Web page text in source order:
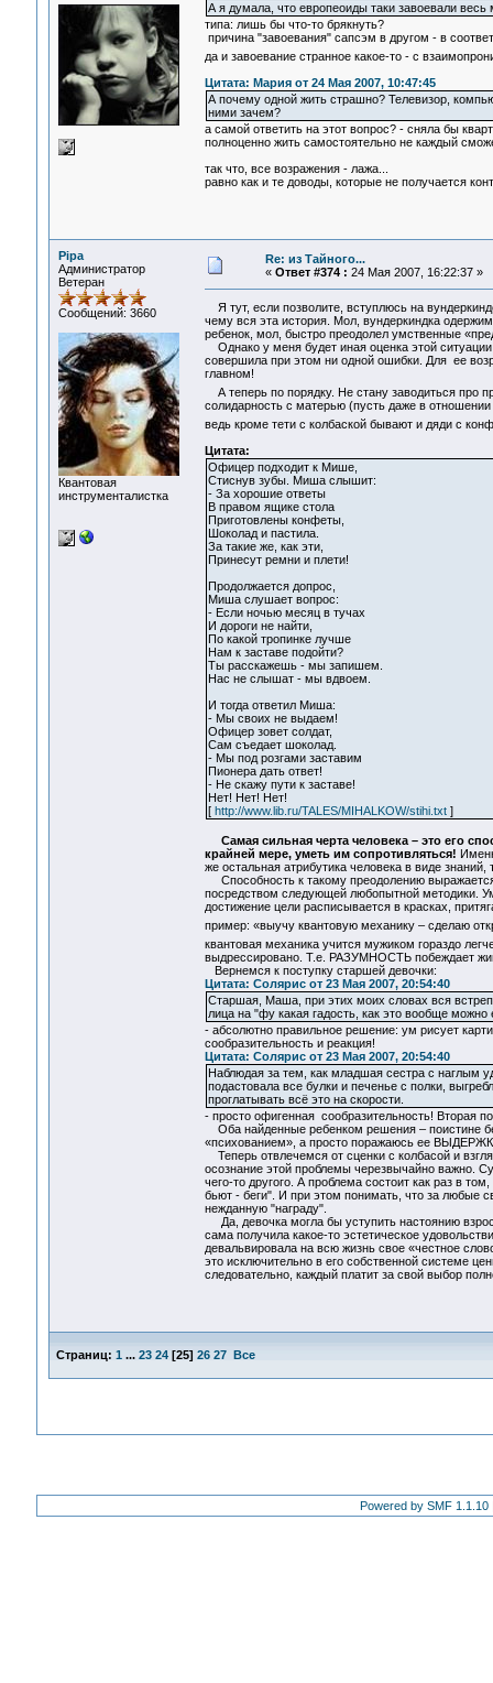
А я думала, что европеоиды таки завоевали
типа: лишь бы что-то брякнуть?
причина "завоевания" сапсэм в другом - в
да и завоевание странное какое-то - с
Цитата: Мария от 24 Мая 2007, 10:47:45
А почему одной жить страшно? Телевизор,
ними зачем?
а самой ответить на этот вопрос? - сняла бы
полноценно жить самостоятельно не каждый
так что, все возражения - лажа...
равно как и те доводы, которые не получается
Pipa
Администратор
Ветеран
Сообщений: 3660
Квантовая
инструменталистка
Re: из Тайного...
« Ответ #374 : 24 Мая 2007, 16:22:37 »
Я тут, если позволите, вступлюсь на
чему вся эта история. Мол, вундеркиндка
ребенок, мол, быстро преодолел умственные
Однако у меня будет иная оценка этой
совершила при этом ни одной ошибки. Для ее
главном!
А теперь по порядку. Не стану заводиться про
солидарность с матерью (пусть даже в отношении
ведь кроме тети с колбаской бывают и дяди с
Цитата:
Офицер подходит к Мише,
Стиснув зубы. Миша слышит:
- За хорошие ответы
В правом ящике стола
Приготовлены конфеты,
Шоколад и пастила.
За такие же, как эти,
Принесут ремни и плети!
Продолжается допрос,
Миша слушает вопрос:
- Если ночью месяц в тучах
И дороги не найти,
По какой тропинке лучше
Нам к заставе подойти?
Ты расскажешь - мы запишем.
Нас не слышат - мы вдвоем.
И тогда ответил Миша:
- Мы своих не выдаем!
Офицер зовет солдат,
Сам съедает шоколад.
- Мы под розгами заставим
Пионера дать ответ!
- Не скажу пути к заставе!
Нет! Нет! Нет!
[ http://www.lib.ru/TALES/MIHALKOW/stihi.txt]
Самая сильная черта человека – это его
крайней мере, уметь им сопротивляться!
же остальная атрибутика человека в виде
Способность к такому преодолению
посредством следующей любопытной методики.
достижение цели расписывается в красках,
пример: «выучу квантовую механику – сделаю
квантовая механика учится мужиком гораздо
выдрессировано. Т.е. РАЗУМНОСТЬ побеждает
Вернемся к поступку старшей девочки:
Цитата: Солярис от 23 Мая 2007, 20:54:40
Старшая, Маша, при этих моих словах вся
лица на "фу какая гадость, как это вообще можно
- абсолютно правильное решение: ум рисует
сообразительность и реакция!
Цитата: Солярис от 23 Мая 2007, 20:54:40
Наблюдая за тем, как младшая сестра с наглым
подастовала все булки и печенье с полки,
проглатывать всё это на скорости.
- просто офигенная сообразительность! Вторая
Оба найденные ребенком решения – поистине
«психованием», а просто поражаюсь ее
Теперь отвлечемся от сценки с колбасой и
осознание этой проблемы черезвычайно важно.
чего-то другого. А проблема состоит как раз в
бьют - беги". И при этом понимать, что за любые
нежданную "награду".
Да, девочка могла бы уступить настоянию
сама получила какое-то эстетическое
девальвировала на всю жизнь свое «честное
это исключительно в его собственной системе
следовательно, каждый платит за свой выбор
Страниц: 1 ... 23 24[25] 26 27 Все
Powered by SMF 1.1.10